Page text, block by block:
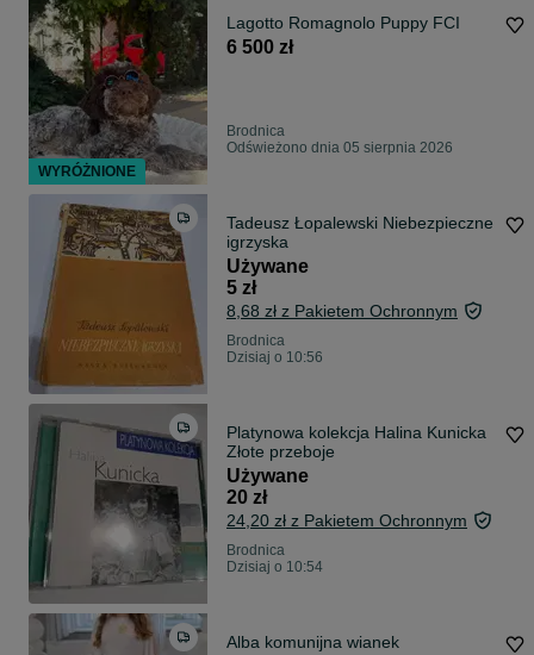
Lagotto Romagnolo Puppy FCI
6 500 zł
Brodnica
Odświeżono dnia 05 sierpnia 2026
Tadeusz Łopalewski Niebezpieczne
igrzyska
Używane
5 zł
8,68 zł z Pakietem Ochronnym
Brodnica
Dzisiaj o 10:56
Platynowa kolekcja Halina Kunicka
Złote przeboje
Używane
20 zł
24,20 zł z Pakietem Ochronnym
Brodnica
Dzisiaj o 10:54
Alba komunijna wianek
WYRÓŻNIONE